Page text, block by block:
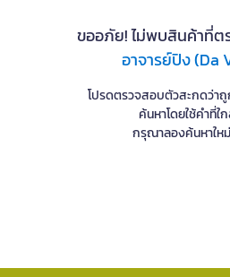
ขออภัย! ไม่พบสินค้าที่
อาจารย์ปิง (Da
โปรดตรวจสอบตัวสะกดว่า
ค้นหาโดยใช้คำที่ใ
กรุณาลองค้นหาให